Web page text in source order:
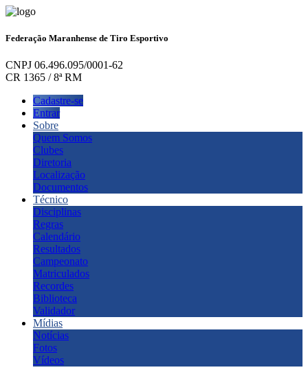
Federação Maranhense de Tiro Esportivo
CNPJ 06.496.095/0001-62
CR 1365 / 8ª RM
Cadastre-se
Entrar
Sobre
Quem Somos
Clubes
Diretoria
Localização
Documentos
Técnico
Disciplinas
Regras
Calendário
Resultados
Campeonato
Matriculados
Recordes
Biblioteca
Validador
Mídias
Notícias
Fotos
Vídeos